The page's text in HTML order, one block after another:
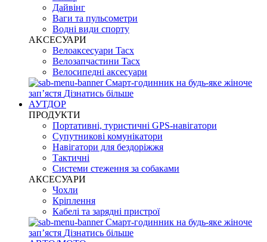
Дайвінг
Ваги та пульсометри
Водні види спорту
AKCЕСУАРИ
Велоаксесуари Tacx
Велозапчастини Tacx
Велосипедні аксесуари
Смарт-годинник на будь-яке жіноче
запʼястя Дізнатись більше
АУТДОР
ПРОДУКТИ
Портативні, туристичні GPS-навігатори
Супутникові комунікатори
Навігатори для бездоріжжя
Тактичні
Системи стеження за собаками
АКСЕСУАРИ
Чохли
Кріплення
Кабелі та зарядні пристрої
Смарт-годинник на будь-яке жіноче
запʼястя Дізнатись більше